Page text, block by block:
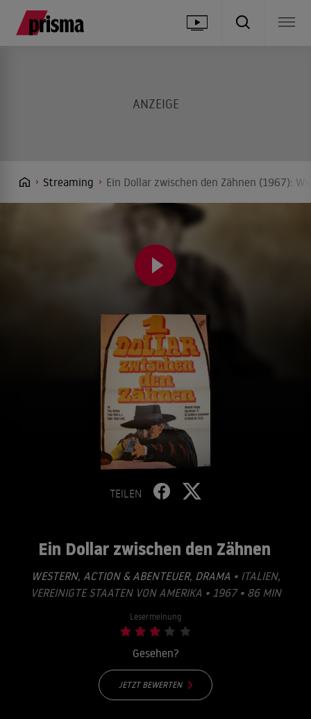
Streaming Ein Dollar zwischen den Zähnen (1967):
TEILEN
Ein Dollar zwischen den Zähnen
WESTERN, ACTION & ABENTEUER, DRAMA • ITALIEN,
VEREINIGTE STAATEN VON AMERIKA • 1967 • 86 MIN
Lesermeinung
Gesehen?
JETZT BEWERTEN